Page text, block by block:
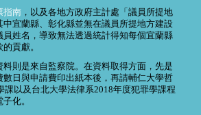
指南 ，以及各地方政府主計處「議員所提地
宜蘭縣、彰化縣並無在議員所提地方建設
姓名，導致無法透過統計得知每個宜蘭縣
貢獻。
則是來自監察院。在資料取得方面，先是
日與申請費印出紙本後，再請輔仁大學哲
課以及台北大學法律系2018年度犯罪學課程
化。